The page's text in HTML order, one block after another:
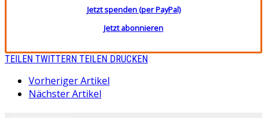
Jetzt spenden (per PayPal)
Jetzt abonnieren
TEILEN TWITTERN TEILEN DRUCKEN
Vorheriger Artikel
Nächster Artikel